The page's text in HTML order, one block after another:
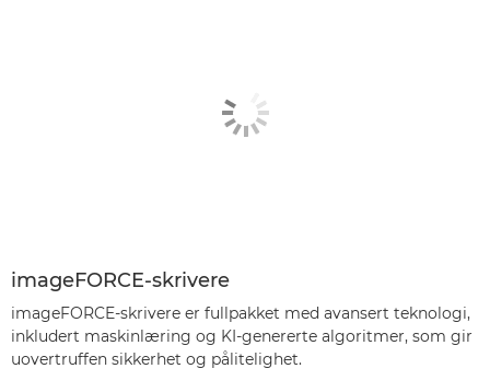
imageFORCE-skrivere
imageFORCE-skrivere er fullpakket med avansert teknologi,
inkludert maskinlæring og KI-genererte algoritmer, som gir
uovertruffen sikkerhet og pålitelighet.